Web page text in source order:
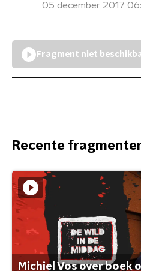
05 december 2017
Fragment niet
Recente
Michiel Vos over boek